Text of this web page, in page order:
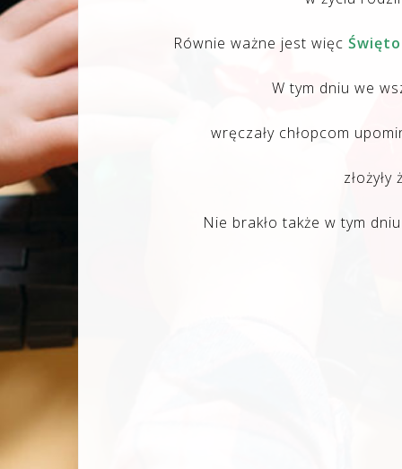
Równie ważne jest więc Święto
W tym dniu we
wręczały chłopcom
złożyły
Nie brakło także w tym